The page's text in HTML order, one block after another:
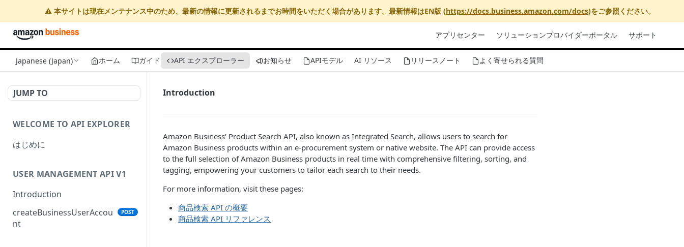
⚠️ 本サイトは現在メンテナンス中のため、最新の情報に更新されるまでお時間をいただく場合があります。最新情報はEN版 (https://docs.business.amazon.com/docs)をご参照ください。
アプリセンター ソリューションプロバイダーポータル サポート
Japanese (Japan) ホーム ガイド API エクスプローラー お知らせ APIモデル AI リソース リリースノート よく寄せられる質問
JUMP TO
WELCOME TO API EXPLORER
はじめに
USER MANAGEMENT API V1
Introduction
createBusinessUserAccou
nt
POST
Introduction
Amazon Business’ Product Search API, also known as Integrated Search, allows users to search for
Amazon Business products within an e-procurement system or native website. The API can provide access
to the full selection of Amazon Business products in real time with comprehensive filtering, sorting, and
tagging, empowering your customers to tailor each search to their needs.
For more information, visit these pages:
商品検索 API の概要
商品検索 API リファレンス